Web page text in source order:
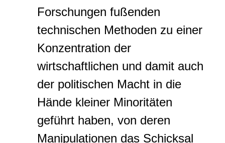
Forschungen fußenden
technischen Methoden zu einer
Konzentration der
wirtschaftlichen und damit auch
der politischen Macht in die
Hände kleiner Minoritäten
geführt haben, von deren
Manipulationen das Schicksal